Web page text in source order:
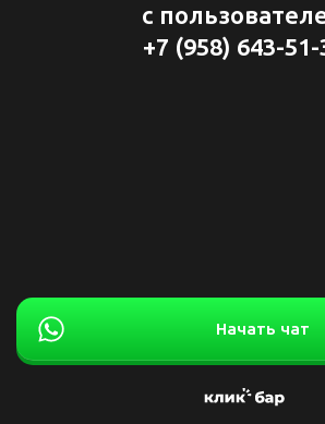
с
+7 (958) 643-
Начать чат